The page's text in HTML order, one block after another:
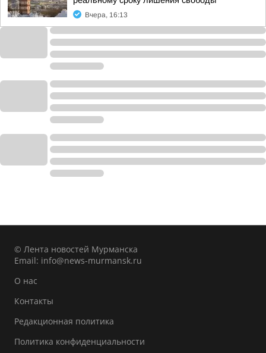
Вчера, 16:13
© Лента новостей Мурманска
Email: info@news-murmansk.ru
О нас
Контакты
Редакционная политика
Политика конфиденциальности